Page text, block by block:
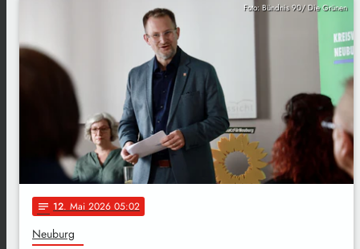
Foto: Bündnis 90/ Die Grünen
notes 12. Mai 2026 05:02
Neuburg